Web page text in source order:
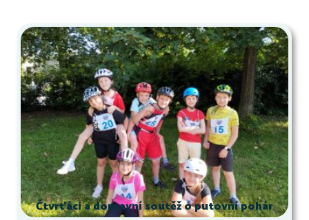
Čtvrťáci a dopravní soutěž o putovní pohár